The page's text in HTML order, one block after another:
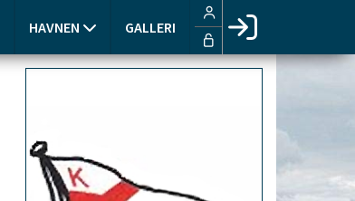
HAVNEN GALLERI
Facebook login
Glemt password